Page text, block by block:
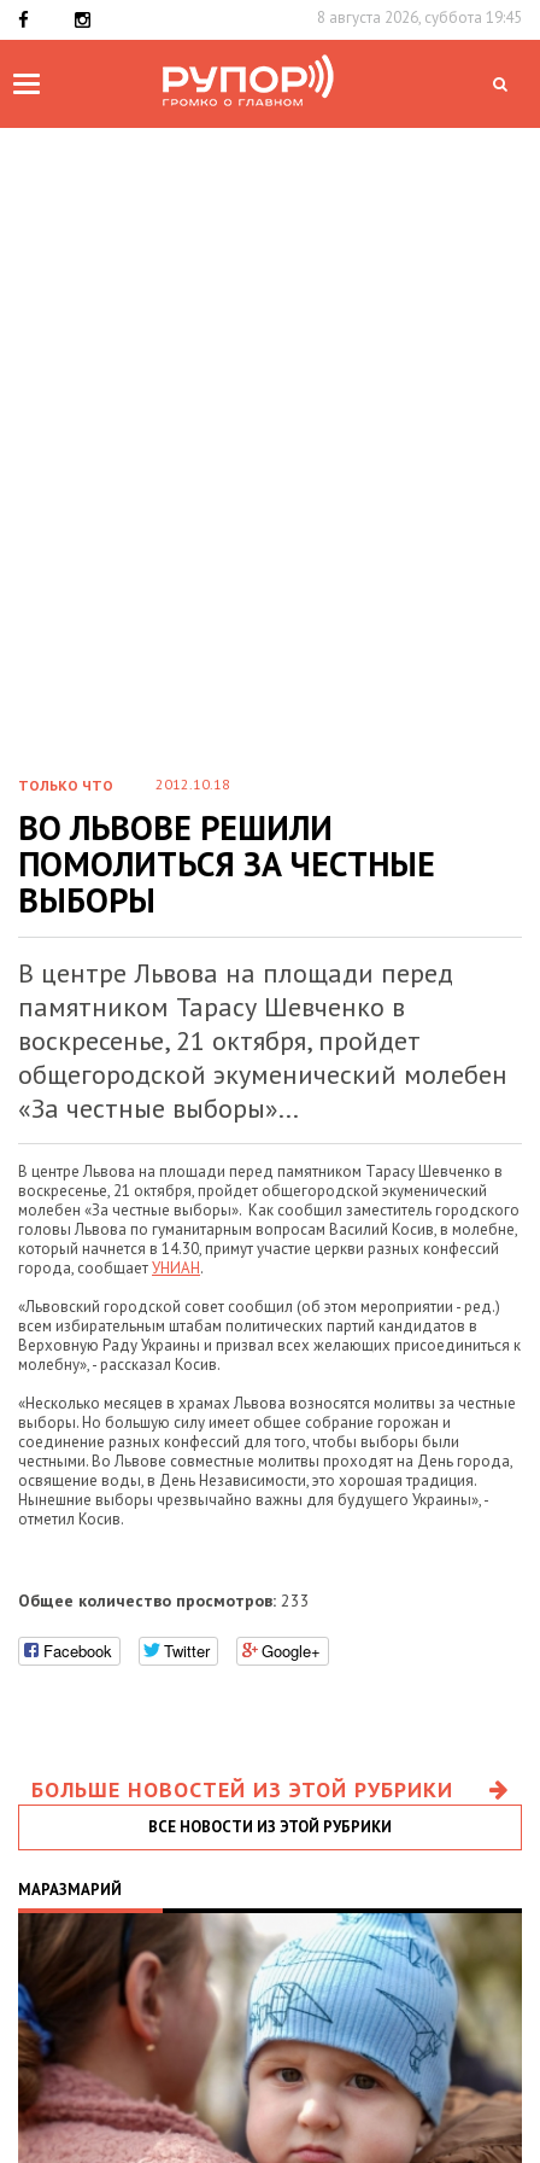
8 августа 2026, суббота 19:45
Toggle
ТОЛЬКО ЧТО 2012.10.18
ВО ЛЬВОВЕ РЕШИЛИ
ПОМОЛИТЬСЯ ЗА ЧЕСТНЫЕ
ВЫБОРЫ
В центре Львова на площади перед
памятником Тарасу Шевченко в
воскресенье, 21 октября, пройдет
общегородской экуменический молебен
«За честные выборы»...
В центре Львова на площади перед памятником Тарасу Шевченко в
воскресенье, 21 октября, пройдет общегородской экуменический
молебен «За честные выборы». Как сообщил заместитель городского
головы Львова по гуманитарным вопросам Василий Косив, в молебне,
который начнется в 14.30, примут участие церкви разных конфессий
города, сообщаетУНИАН.
«Львовский городской совет сообщил (об этом мероприятии - ред.)
всем избирательным штабам политических партий кандидатов в
Верховную Раду Украины и призвал всех желающих присоединиться к
молебну», - рассказал Косив.
«Несколько месяцев в храмах Львова возносятся молитвы за честные
выборы. Но большую силу имеет общее собрание горожан и
соединение разных конфессий для того, чтобы выборы были
честными. Во Львове совместные молитвы проходят на День города,
освящение воды, в День Независимости, это хорошая традиция.
Нынешние выборы чрезвычайно важны для будущего Украины», -
отметил Косив.
Общее количество просмотров: 233
Facebook Twitter Google+
БОЛЬШЕ НОВОСТЕЙ ИЗ ЭТОЙ РУБРИКИ
ВСЕ НОВОСТИ ИЗ ЭТОЙ РУБРИКИ
МАРАЗМАРИЙ